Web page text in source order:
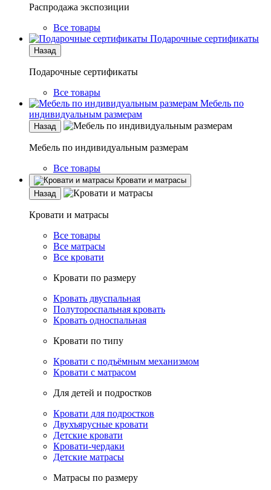
Распродажа экспозиции
Все товары
Подарочные сертификаты
Назад
Подарочные сертификаты
Все товары
Мебель по
индивидуальным размерам
Назад
Мебель по индивидуальным размерам
Все товары
Кровати и матрасы
Назад
Кровати и матрасы
Все товары
Все матрасы
Все кровати
Кровати по размеру
Кровать двуспальная
Полутороспальная кровать
Кровать односпальная
Кровати по типу
Кровати с подъёмным механизмом
Кровати с матрасом
Для детей и подростков
Кровати для подростков
Двухъярусные кровати
Детские кровати
Кровати-чердаки
Детские матрасы
Матрасы по размеру